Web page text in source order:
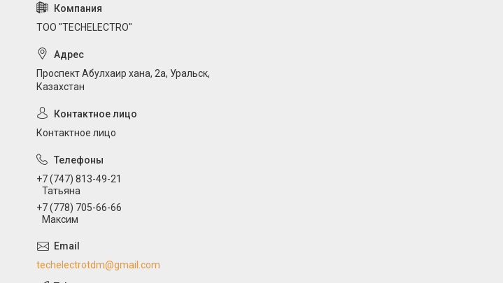
ТОО "TECHELECTRO"
Проспект Абулхаир хана, 2а, Уральск,
Казахстан
Контактное лицо
+7 (747) 813-49-21
Татьяна
+7 (778) 705-66-66
Максим
techelectrotdm@gmail.com